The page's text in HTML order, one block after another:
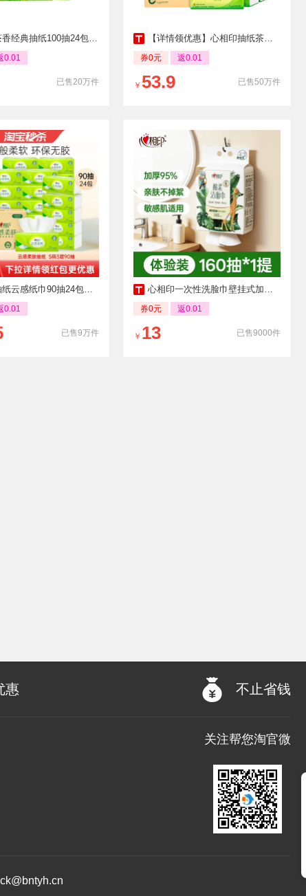
100抽24包纸抽实惠纸巾卫生纸囤货箱装面巾纸
0.01
已售20万件
【详情领优惠】心相印抽纸茶语丝享3层150抽24包S码卫生纸餐巾纸
券0元 返0.01
已售50万件
￥ 53.9
抽24包卫生纸实惠装餐巾纸家用面巾纸整箱装
0.01
已售9万件
心相印一次性洗脸巾壁挂式加大加厚悬挂式棉柔巾洁面巾擦脸巾L码
券0元 返0.01
已售9000件
￥ 13
惠 不止省钱
关注帮您淘官微